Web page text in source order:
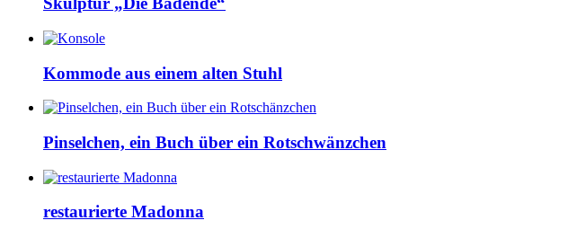
Kommode aus einem alten Stuhl
Pinselchen, ein Buch über ein Rotschwänzchen
restaurierte Madonna